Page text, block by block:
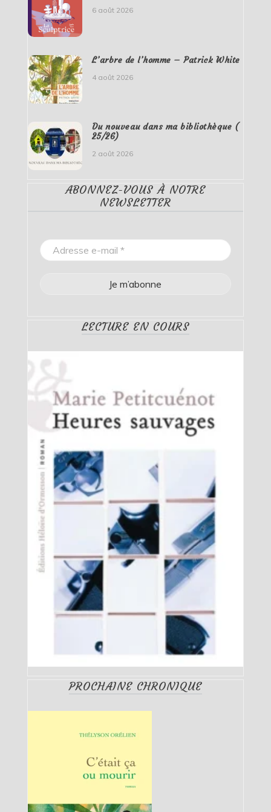
6 août 2026
L’arbre de l’homme – Patrick White
4 août 2026
Du nouveau dans ma bibliothèque (
25/26)
2 août 2026
ABONNEZ-VOUS À NOTRE
NEWSLETTER
LECTURE EN COURS
PROCHAINE CHRONIQUE